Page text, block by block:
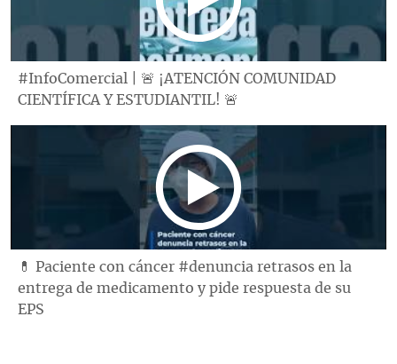
#InfoComercial | 🚨 ¡ATENCIÓN COMUNIDAD
CIENTÍFICA Y ESTUDIANTIL! 🚨
💊 Paciente con cáncer #denuncia retrasos en la
entrega de medicamento y pide respuesta de su
EPS